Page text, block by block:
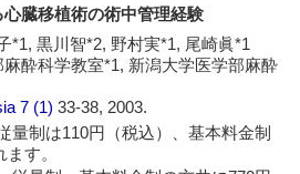
臓移植術の術中管理経験
*1, 黒川智*2, 野村実*1, 尾崎眞*1
酔科学教室*1, 新潟大学医学部麻酔
7 (1)33-38, 2003.
量制は110円（税込）、基本料金制
す。